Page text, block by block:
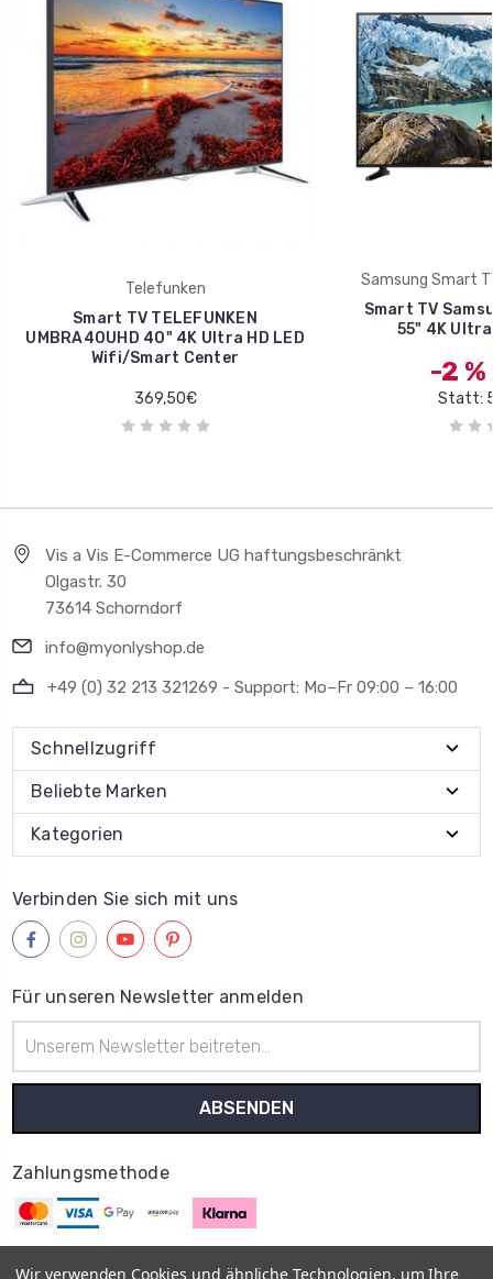
Telefunken
Smart TV TELEFUNKEN
UMBRA40UHD 40" 4K Ultra HD LED
Wifi/Smart Center
369,50€
Samsung Smart
Smart TV
55" 4K Ultra
-2 %
Statt:
Vis a Vis E-Commerce UG haftungsbeschränkt
Olgastr. 30
73614 Schorndorf
info@myonlyshop.de
+49 (0) 32 213 321269 - Support: Mo–Fr 09:00 – 16:00
Schnellzugriff
Beliebte Marken
Kategorien
Verbinden Sie sich mit uns
Für unseren Newsletter anmelden
Mail-
Adresse
Zahlungsmethode
Wir verwenden Cookies und ähnliche Technologien, um Ihre